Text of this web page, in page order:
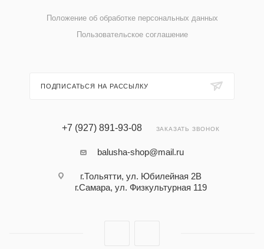
Положение об обработке персональных данных
Пользовательское соглашение
ПОДПИСАТЬСЯ НА РАССЫЛКУ
+7 (927) 891-93-08 ЗАКАЗАТЬ ЗВОНОК
balusha-shop@mail.ru
г.Тольятти, ул. Юбилейная 2В
г.Самара, ул. Физкультурная 119